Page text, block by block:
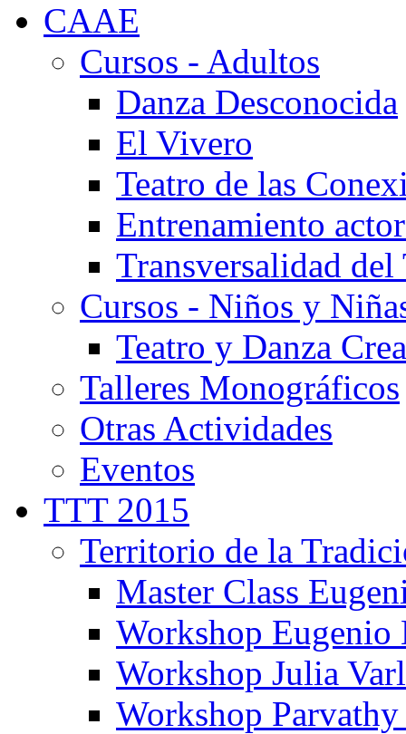
CAAE
Cursos - Adultos
Danza Desconocida
El Vivero
Teatro de las
Entrenamiento
Transversalidad del
Cursos - Niños y
Teatro y Danza
Talleres Monográficos
Otras Actividades
Eventos
TTT 2015
Territorio de la
Master Class
Workshop Eugenio
Workshop Julia
Workshop